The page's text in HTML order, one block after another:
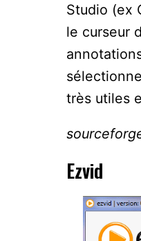
Studio (ex
le curseur
très utiles
Ezvid